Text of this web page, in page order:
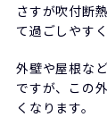
さすが吹付断
て過ごしやす
外壁や屋根な
ですが、この
くなります。